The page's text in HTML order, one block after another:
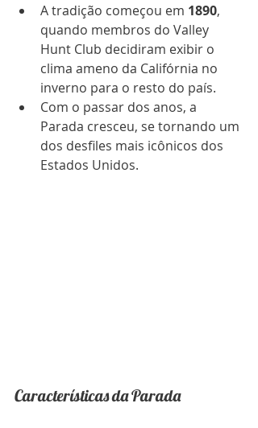
A tradição começou em 1890,
quando membros do Valley
Hunt Club decidiram exibir o
clima ameno da Califórnia no
inverno para o resto do país.
Com o passar dos anos, a
Parada cresceu, se tornando um
dos desfiles mais icônicos dos
Estados Unidos.
Características da Parada